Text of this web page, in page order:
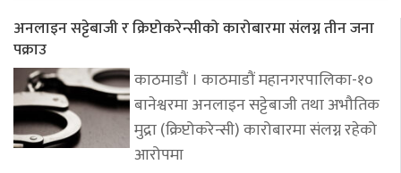
अनलाइन सट्टेबाजी र क्रिप्टोकरेन्सीको कारोबारमा संलग्न तीन जना
पक्राउ
काठमाडौं । काठमाडौं महानगरपालिका-१०
बानेश्वरमा अनलाइन सट्टेबाजी तथा अभौतिक
मुद्रा (क्रिप्टोकरेन्सी) कारोबारमा संलग्न रहेको
आरोपमा